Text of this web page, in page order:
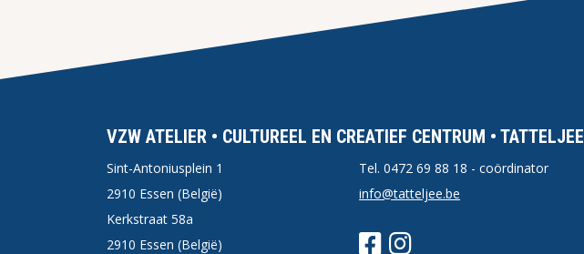
VZW ATELIER • CULTUREEL EN CREATIEF CENTRUM • TATTELJEE
Sint-Antoniusplein 1
2910 Essen (België)
Kerkstraat 58a
2910 Essen (België)
Tel.0472 69 88 18 - coördinator
info@tatteljee.be